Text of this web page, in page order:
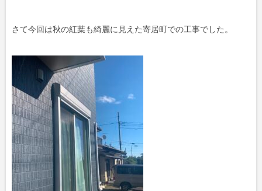
さて今回は秋の紅葉も綺麗に見えた寄居町での工事でした。